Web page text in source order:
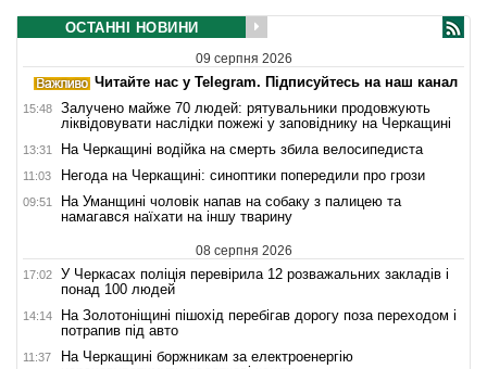
ОСТАННІ НОВИНИ
09 серпня 2026
Читайте нас у Telegram. Підписуйтесь на наш канал
15:48
Залучено майже 70 людей: рятувальники продовжують
ліквідовувати наслідки пожежі у заповіднику на Черкащині
13:31 На Черкащині водійка на смерть збила велосипедиста
11:03 Негода на Черкащині: синоптики попередили про грози
09:51
На Уманщині чоловік напав на собаку з палицею та
намагався наїхати на іншу тварину
08 серпня 2026
17:02
У Черкасах поліція перевірила 12 розважальних закладів і
понад 100 людей
14:14
На Золотоніщині пішохід перебігав дорогу поза переходом і
потрапив під авто
11:37
На Черкащині боржникам за електроенергію